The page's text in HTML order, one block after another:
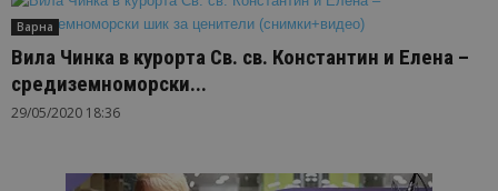
Варна
Вила Чинка в курорта Св. св. Константин и Елена –
средиземноморски...
29/05/2020 18:36